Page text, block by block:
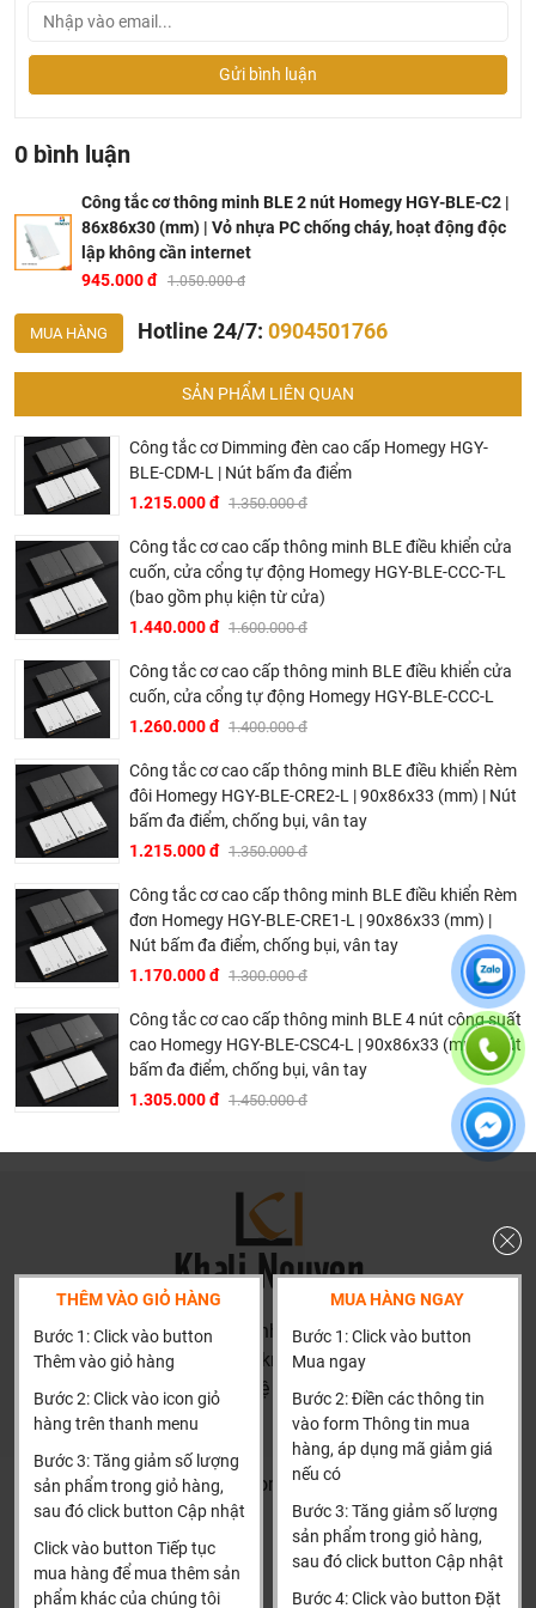
Công tắc cơ thông minh BLE 2 nút Homegy HGY-BLE-C2
Tính năng công tắc thông minh 2 nút bấm Homegy
Tính năng: Khóa trẻ em, điều chỉnh độ sáng đèn nền
Lựa chọn được tính năng giữ trạng thái khi mất điện và
có điện lại của thiết bị trên app
Tính năng cài đặt Timer trên thiết bị hoạt động độc lập
không cần internet, không cần Bộ điều khiển trung tâm.
Kịch bản lưu trên thiết bị, có thể hoạt động độc lập không
cần internet, không cần Bộ điều khiển trung tâm.
hàng giả hàng nhái hoàn tiền 200%.
Sản phẩm được Khali Nguyễn lựa chọn bán là những
sản phẩm có chất lượng phù hợp với giá thành và đã bán
là phải có trách nhiệm với hàng hóa và khách hàng!
Bán hàng có tâm: Chúng tôi mong muốn được tư vấn
khách hàng chọn được những sản phẩm phù hợp và
thích hợp để hạn chế được những phiền phức khách
hàng có thể gặp phải nếu tự chọn như: chọn sản phẩm
không phù hợp kích thước nhà tắm, chọn sp không phù
hợp với áp lực nước, chiều cao gia đình, tông thẩm mỹ
nhà tắm..... hơn là chỉ báo giá.
Thành thật: Chúng tôi luôn thành thật về chất lượng,
nguồn gốc, tình năng sản phẩm thậm trí cả rủi ro và phiền
phức có thể gặp phải của sản phẩm cũng được thành
Gửi bình luận
0 bình luận
Công tắc cơ thông minh BLE 2 nút Homegy HGY-BLE-C2 |
86x86x30 (mm) | Vỏ nhựa PC chống cháy, hoạt động độc
lập không cần internet
945.000 đ 1.050.000 đ
MUA HÀNG Hotline 24/7: 0904501766
SẢN PHẨM LIÊN QUAN
Công tắc cơ Dimming đèn cao cấp Homegy HGY-
BLE-CDM-L | Nút bấm đa điểm
1.215.000 đ 1.350.000 đ
Công tắc cơ cao cấp thông minh BLE điều khiển cửa
cuốn, cửa cổng tự động Homegy HGY-BLE-CCC-T-L
(bao gồm phụ kiện từ cửa)
1.440.000 đ 1.600.000 đ
Công tắc cơ cao cấp thông minh BLE điều khiển cửa
cuốn, cửa cổng tự động Homegy HGY-BLE-CCC-L
1.260.000 đ 1.400.000 đ
Công tắc cơ cao cấp thông minh BLE điều khiển Rèm
đôi Homegy HGY-BLE-CRE2-L | 90x86x33 (mm) | Nút
bấm đa điểm, chống bụi, vân tay
1.215.000 đ 1.350.000 đ
Công tắc cơ cao cấp thông minh BLE điều khiển Rèm
đơn Homegy HGY-BLE-CRE1-L | 90x86x33 (mm) |
Nút bấm đa điểm, chống bụi, vân tay
1.170.000 đ 1.300.000 đ
Công tắc cơ cao cấp thông minh BLE 4 nút công suất
cao Homegy HGY-BLE-CSC4-L | 90x86x33 (mm) | Nút
bấm đa điểm, chống bụi, vân tay
1.305.000 đ 1.450.000 đ
THÊM VÀO GIỎ HÀNG
Bước 1: Click vào button
Thêm vào giỏ hàng
Bước 2: Click vào icon giỏ
hàng trên thanh menu
Bước 3: Tăng giảm số lượng
sản phẩm trong giỏ hàng,
sau đó click button Cập nhật
Click vào button Tiếp tục
mua hàng để mua thêm sản
phẩm khác của chúng tôi
MUA HÀNG NGAY
Bước 1: Click vào button
Mua ngay
Bước 2: Điền các thông tin
vào form Thông tin mua
hàng, áp dụng mã giảm giá
nếu có
Bước 3: Tăng giảm số lượng
sản phẩm trong giỏ hàng,
sau đó click button Cập nhật
Bước 4: Click vào button Đặt
HN: số 160 đường Văn Minh, Di Trạch, Hoài Đức, Hà Nội
(Cách đại học công nghiệp 1 km)
HCM và các tỉnh khác: Liên hệ hotline để được hướng dẫn
đặt hàng
Khalinguyen.vn@gmail.com
0904501766
Thông tin Thông tin thêm